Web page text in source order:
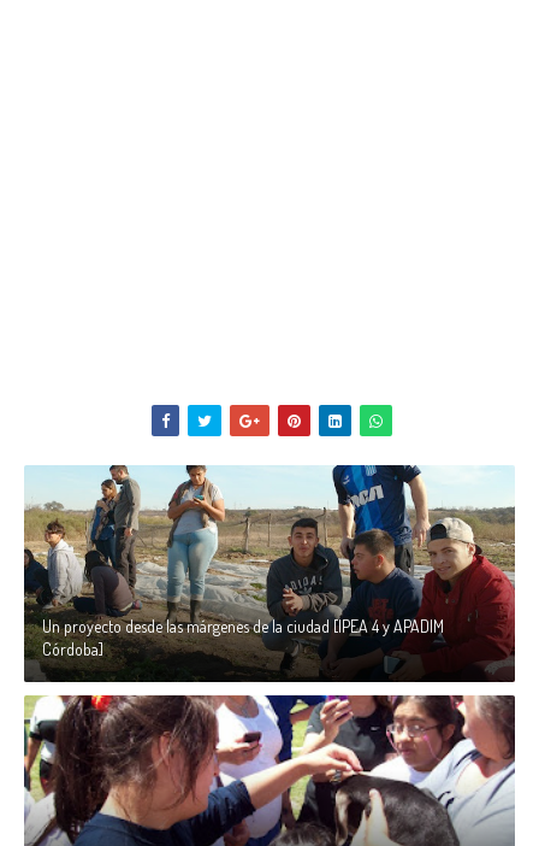
Un proyecto desde las márgenes de la ciudad [IPEA 4 y APADIM
Córdoba]